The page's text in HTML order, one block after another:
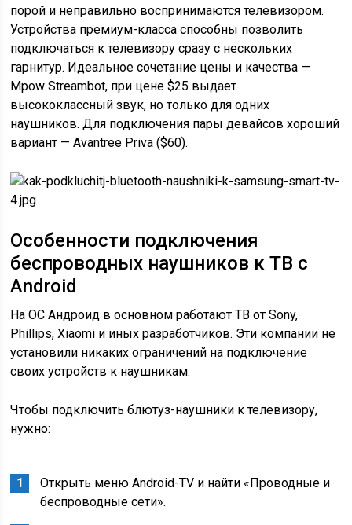
порой и неправильно воспринимаются телевизором.
Устройства премиум-класса способны позволить
подключаться к телевизору сразу с нескольких
гарнитур. Идеальное сочетание цены и качества —
Mpow Streambot, при цене $25 выдает
высококлассный звук, но только для одних
наушников. Для подключения пары девайсов хороший
вариант — Avantree Priva ($60).
Особенности подключения
беспроводных наушников к ТВ с
Android
На ОС Андроид в основном работают ТВ от Sony,
Phillips, Xiaomi и иных разработчиков. Эти компании не
установили никаких ограничений на подключение
своих устройств к наушникам.
Чтобы подключить блютуз-наушники к телевизору,
нужно:
Открыть меню Android-TV и найти «Проводные и
беспроводные сети».